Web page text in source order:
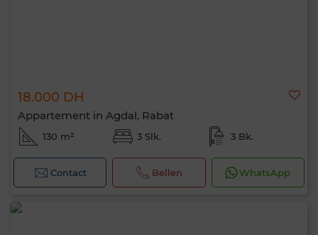
18.000 DH
Appartement in Agdal, Rabat
130 m² 3 Slk. 3 Bk.
Contact Bellen WhatsApp